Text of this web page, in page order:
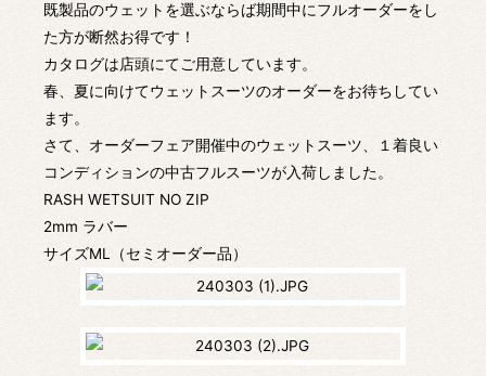
既製品のウェットを選ぶならば期間中にフルオーダーをし
た方が断然お得です！
カタログは店頭にてご用意しています。
春、夏に向けてウェットスーツのオーダーをお待ちしてい
ます。
さて、オーダーフェア開催中のウェットスーツ、１着良い
コンディションの中古フルスーツが入荷しました。
RASH WETSUIT NO ZIP
2mm ラバー
サイズML（セミオーダー品）